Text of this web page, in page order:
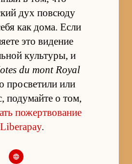
дух повсюду
как дома. Если
это видение
культуры, и
du mont Royal
просветили или
подумайте о том,
пожертвование
.